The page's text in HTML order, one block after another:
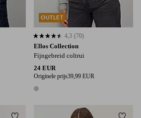
Ellos Collection
Fijngebreid coltrui
24 EUR
Originele prijs39,99 EUR
1 kleur
4,3 op basis van 70 beoordelingen
4,3 (70)
OUTLET